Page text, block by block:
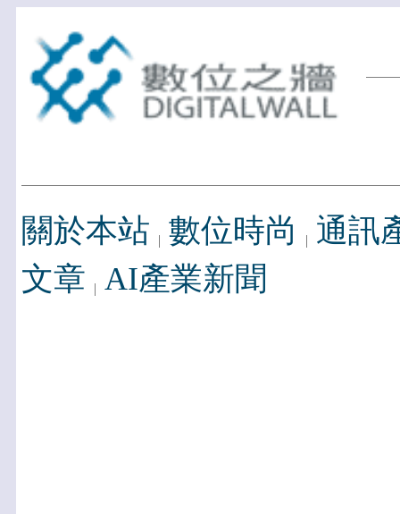
關於本站 數位時尚
通訊
文章 AI產業新聞